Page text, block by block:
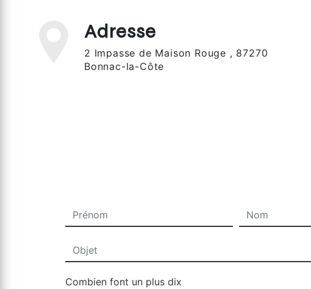
Adresse
2 Impasse de Maison Rouge , 87270
Bonnac-la-Côte
Combien font un plus dix